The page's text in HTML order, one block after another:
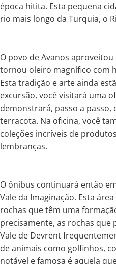
época hitita. Esta pequena
rio mais longo da Turquia, o
O povo de Avanos
tornou oleiro magnífico com
Esta tradição e arte ainda
excursão, você visitará uma
demonstrará, passo a
terracota. Na oficina, você
coleções incríveis de
lembranças.
O ônibus continuará então
Vale da Imaginação. Esta
rochas que têm uma
precisamente, as rochas
Vale de Devrent
de animais como golfinhos,
notável e famosa é aquela